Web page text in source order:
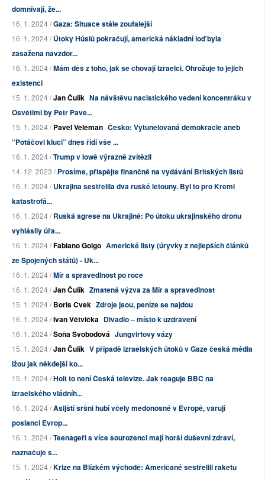
domnívají, že...
16. 1. 2024 /Gaza: Situace stále zoufalejší
16. 1. 2024 /Útoky Húsiů pokračují, americká nákladní loď byla
zasažena navzdor...
16. 1. 2024 /Mám děs z toho, jak se chovají Izraelci. Ohrožuje to jejich
existenci
15. 1. 2024 /Jan Čulík Na návštěvu nacistického vedení koncentráku v
Osvětimi by Petr Pave...
15. 1. 2024 /Pavel Veleman Česko: Vytunelovaná demokracie aneb
“Potáčovi kluci” dnes řídí vše ...
16. 1. 2024 /Trump v Iowě výrazně zvítězil
14. 12. 2023 /Prosíme, přispějte finančně na vydávání Britských listů
16. 1. 2024 /Ukrajina sestřelila dva ruské letouny. Byl to pro Kreml
katastrofá...
16. 1. 2024 /Ruská agrese na Ukrajině: Po útoku ukrajinského dronu
vyhlásily úřa...
16. 1. 2024 /Fabiano Golgo Americké listy (úryvky z nejlepších článků
ze Spojených států) - Uk...
16. 1. 2024 /Mír a spravedlnost po roce
16. 1. 2024 /Jan Čulík Zmatená výzva za Mír a spravedlnost
15. 1. 2024 /Boris Cvek Zdroje jsou, peníze se najdou
16. 1. 2024 /Ivan Větvička Divadlo – místo k uzdravení
16. 1. 2024 /Soňa Svobodová Jungvirtovy vázy
15. 1. 2024 /Jan Čulík V případě izraelských útoků v Gaze česká média
lžou jak někdejší ko...
15. 1. 2024 /Holt to není Česká televize. Jak reaguje BBC na
izraelského vládníh...
16. 1. 2024 /Asijští sršni hubí včely medonosné v Evropě, varují
poslanci Evrop...
16. 1. 2024 /Teenageři s více sourozenci mají horší duševní zdraví,
naznačuje s...
15. 1. 2024 /Krize na Blízkém východě: Američané sestřelili raketu